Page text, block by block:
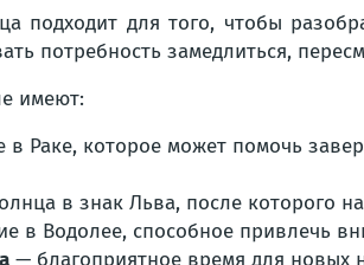
подходит для того, чтобы
потребность замедлиться,
имеют:
Раке, которое может помочь
в знак Льва, после которого
в Водолее, способное привлечь
— благоприятное время для